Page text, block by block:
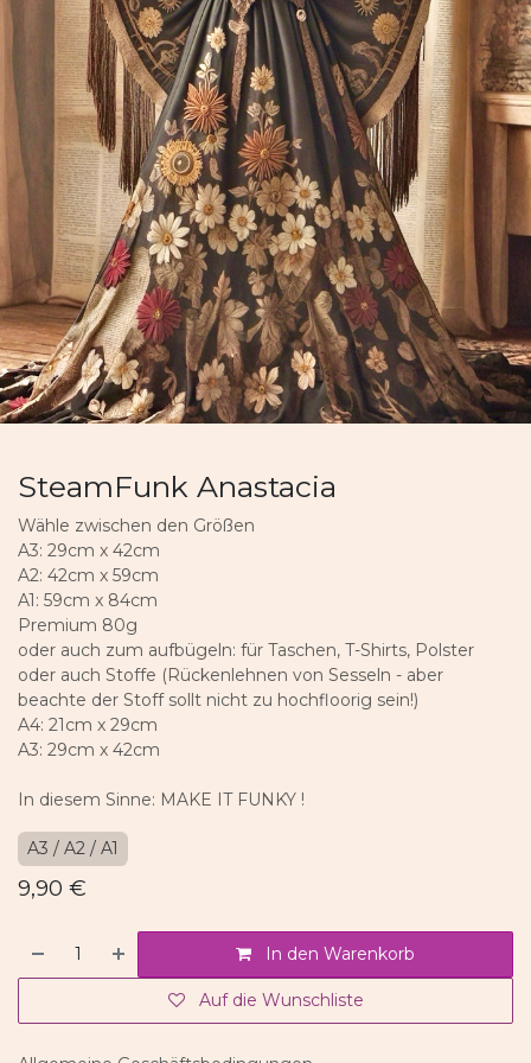
SteamFunk Anastacia
Wähle zwischen den Größen
A3: 29cm x 42cm
A2: 42cm x 59cm
A1: 59cm x 84cm
Premium 80g
oder auch zum aufbügeln: für Taschen, T-Shirts, Polster
oder auch Stoffe (Rückenlehnen von Sesseln - aber
beachte der Stoff sollt nicht zu hochfloorig sein!)
A4: 21cm x 29cm
A3: 29cm x 42cm
In diesem Sinne: MAKE IT FUNKY !
A3 / A2 / A1
9,90 €
In den Warenkorb
Auf die Wunschliste